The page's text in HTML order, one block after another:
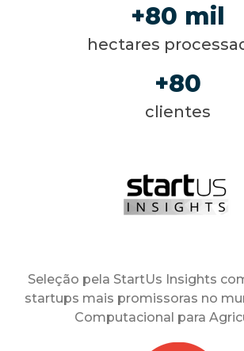
80
hectares
80
clientes
Seleção pela StartUs Insights
startups mais promissoras no
Computacional para